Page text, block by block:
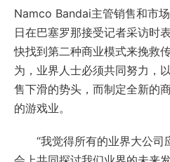
Namco Bandai主管销售和市
日在巴塞罗那接受记者采访时
快找到第二种商业模式来挽救
为，业界人士必须共同努力，
售下滑的势头，而制定全新的
的游戏业。
“我觉得所有的业界大公司